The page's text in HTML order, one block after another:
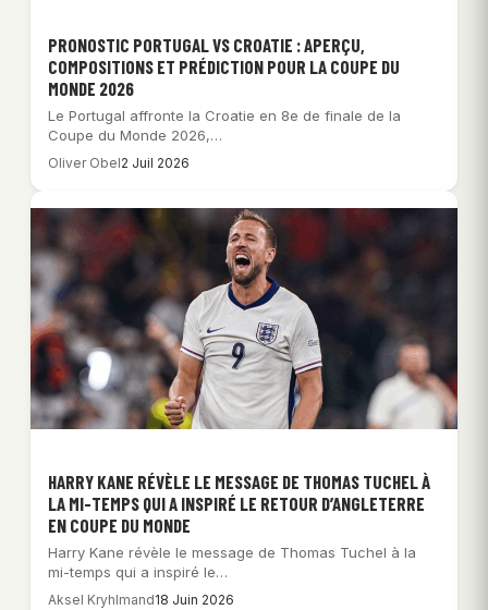
PRONOSTIC PORTUGAL VS CROATIE : APERÇU,
COMPOSITIONS ET PRÉDICTION POUR LA COUPE DU
MONDE 2026
Le Portugal affronte la Croatie en 8e de finale de la
Coupe du Monde 2026,…
Oliver Obel2 Juil 2026
HARRY KANE RÉVÈLE LE MESSAGE DE THOMAS TUCHEL À
LA MI-TEMPS QUI A INSPIRÉ LE RETOUR D’ANGLETERRE
EN COUPE DU MONDE
Harry Kane révèle le message de Thomas Tuchel à la
mi-temps qui a inspiré le…
Aksel Kryhlmand18 Juin 2026